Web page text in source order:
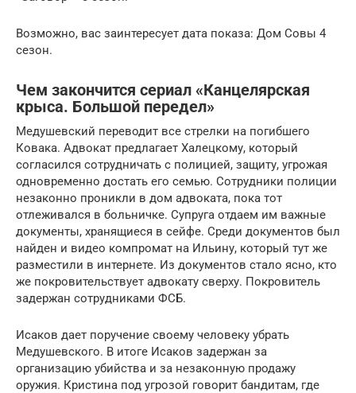
Возможно, вас заинтересует дата показа: Дом Совы 4
сезон.
Чем закончится сериал «Канцелярская
крыса. Большой передел»
Медушевский переводит все стрелки на погибшего
Ковака. Адвокат предлагает Халецкому, который
согласился сотрудничать с полицией, защиту, угрожая
одновременно достать его семью. Сотрудники полиции
незаконно проникли в дом адвоката, пока тот
отлеживался в больничке. Супруга отдаем им важные
документы, хранящиеся в сейфе. Среди документов был
найден и видео компромат на Ильину, который тут же
разместили в интернете. Из документов стало ясно, кто
же покровительствует адвокату сверху. Покровитель
задержан сотрудниками ФСБ.
Исаков дает поручение своему человеку убрать
Медушевского. В итоге Исаков задержан за
организацию убийства и за незаконную продажу
оружия. Кристина под угрозой говорит бандитам, где